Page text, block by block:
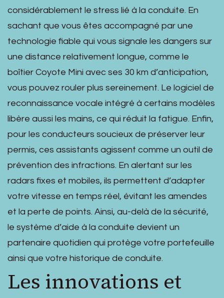
considérablement le stress lié à la conduite. En
sachant que vous êtes accompagné par une
technologie fiable qui vous signale les dangers sur
une distance relativement longue, comme le
boîtier Coyote Mini avec ses 30 km d’anticipation,
vous pouvez rouler plus sereinement. Le logiciel de
reconnaissance vocale intégré à certains modèles
libère aussi les mains, ce qui réduit la fatigue. Enfin,
pour les conducteurs soucieux de préserver leur
permis, ces assistants agissent comme un outil de
prévention des infractions. En alertant sur les
radars fixes et mobiles, ils permettent d’adapter
votre vitesse en temps réel, évitant les amendes
et la perte de points. Ainsi, au-delà de la sécurité,
le système d’aide à la conduite devient un
partenaire quotidien qui protège votre portefeuille
ainsi que votre historique de conduite.
Les innovations et